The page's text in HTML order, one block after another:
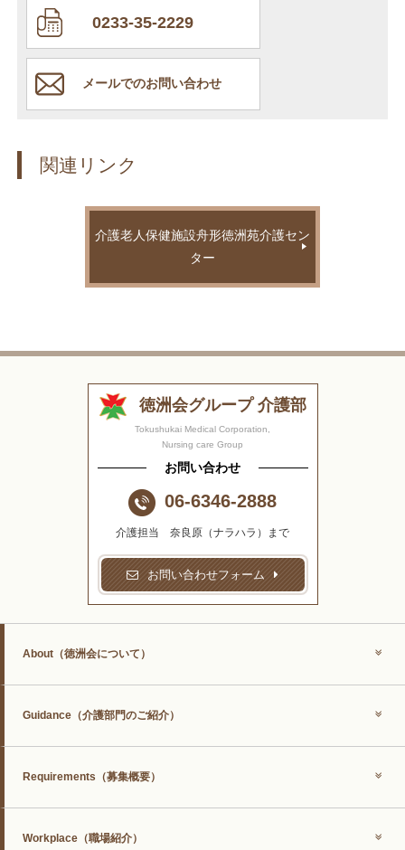
0233-35-2229
メールでのお問い合わせ
関連リンク
介護老人保健施設舟形徳洲苑介護セン
ター
徳洲会グループ 介護部
Tokushukai Medical Corporation,
Nursing care Group
お問い合わせ
06-6346-2888
介護担当 奈良原（ナラハラ）まで
お問い合わせフォーム
About （徳洲会について）
Guidance （介護部門のご紹介）
Requirements （募集概要）
Workplace （職場紹介）